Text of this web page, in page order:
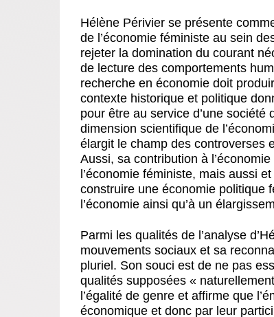
Hélène Périvier se présente
de l’économie féministe au sein
rejeter la domination du courant
de lecture des comportements
recherche en économie doit
contexte historique et politique
pour être au service d’une société
dimension scientifique de
élargit le champ des controverses
Aussi, sa contribution à
l’économie féministe, mais aussi
construire une économie politique
l’économie ainsi qu’à un
Parmi les qualités de l’analyse
mouvements sociaux et sa
pluriel. Son souci est de ne pas
qualités supposées «
l’égalité de genre et affirme que
économique et donc par leur